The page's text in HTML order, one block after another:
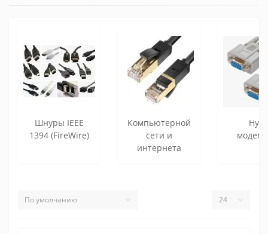
Шнуры IEEE
1394 (FireWire)
Компьютерной
сети и
интернета